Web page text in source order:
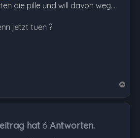
die pille und will davon weg....
jetzt tuen ?
hat6 Antworten.